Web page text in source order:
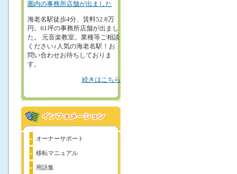
圏内の事務所店舗が出ました
海老名駅徒歩4分、賃料52.8万
円。61坪の事務所店舗が出まし
た。 元音楽教室。業種等ご相談
ください♪人気の海老名駅！お
問い合わせお待ちしておりま
す。
続きはこちら
オーナーサポート
移転マニュアル
用語集